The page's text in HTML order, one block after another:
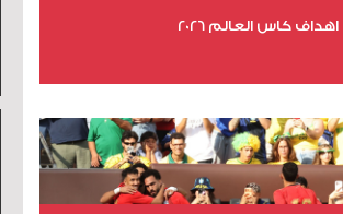
اهداف كاس العالم 2026
عدد المشاهدات 2023